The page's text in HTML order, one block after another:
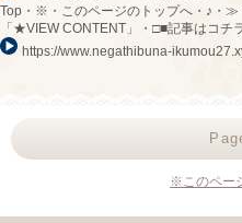
Top・※・このページのトップへ・♪・
「★VIEW CONTENT」・□■記事はコチ
https://www.negathibuna-
※このペー